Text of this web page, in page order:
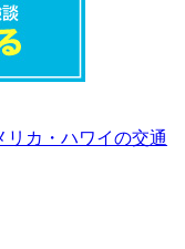
リカ・ハワイの交通